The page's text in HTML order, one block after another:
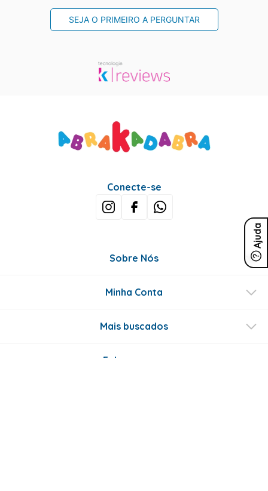
SEJA O PRIMEIRO A PERGUNTAR
Ajuda
Conecte-se
Sobre Nós
Minha Conta
Mais buscados
Fale conosco